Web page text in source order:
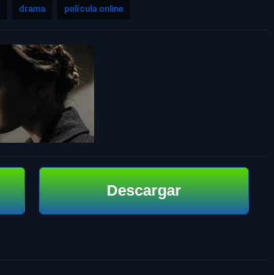
drama película online
Descargar